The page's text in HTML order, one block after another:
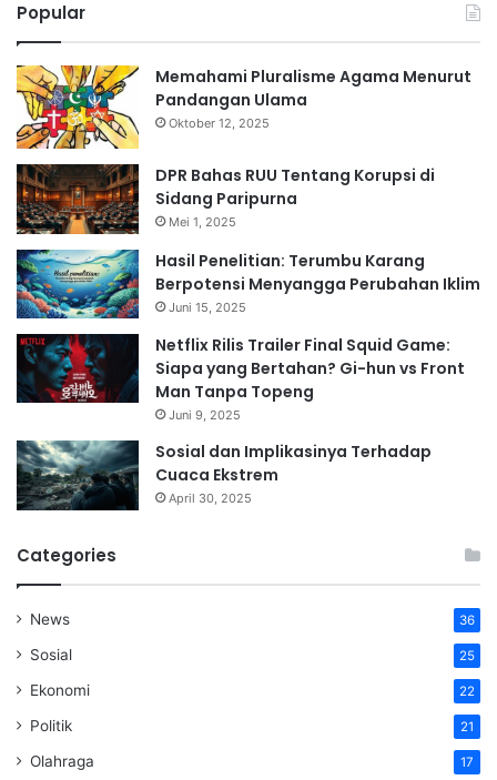
Popular
Memahami Pluralisme Agama Menurut
Pandangan Ulama
Oktober 12, 2025
DPR Bahas RUU Tentang Korupsi di
Sidang Paripurna
Mei 1, 2025
Hasil Penelitian: Terumbu Karang
Berpotensi Menyangga Perubahan Iklim
Juni 15, 2025
Netflix Rilis Trailer Final Squid Game:
Siapa yang Bertahan? Gi-hun vs Front
Man Tanpa Topeng
Juni 9, 2025
Sosial dan Implikasinya Terhadap
Cuaca Ekstrem
April 30, 2025
Categories
News 36
Sosial 25
Ekonomi 22
Politik 21
Olahraga 17